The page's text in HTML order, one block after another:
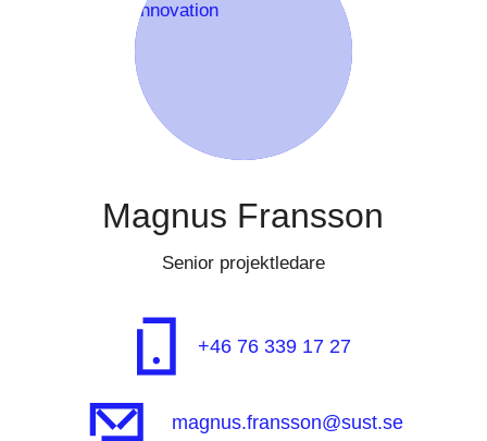
Magnus Fransson
Senior projektledare
+46 76 339 17 27
magnus.fransson@sust.se